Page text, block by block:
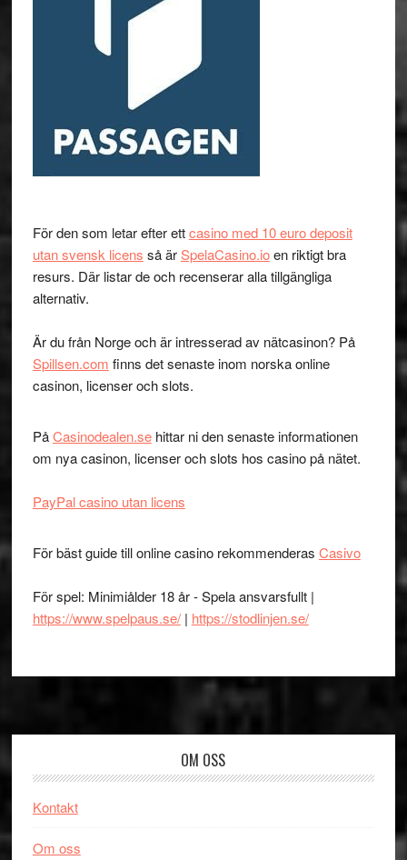
För den som letar efter ettcasino med 10 euro deposit
utan svensk licens så ärSpelaCasino.ioen riktigt bra
resurs. Där listar de och recenserar alla tillgängliga
alternativ.
Är du från Norge och är intresserad av nätcasinon? På
Spillsen.com finns det senaste inom norska online
casinon, licenser och slots.
PåCasinodealen.sehittar ni den senaste informationen
om nya casinon, licenser och slots hos casino på nätet.
PayPal casino utan licens
För bäst guide till online casino rekommenderas Casivo
För spel: Minimiålder 18 år - Spela ansvarsfullt |
https://www.spelpaus.se/| https://stodlinjen.se/
OM OSS
Kontakt
Om oss